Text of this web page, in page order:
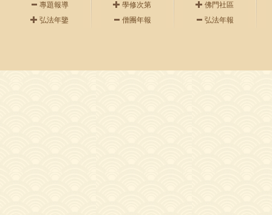
專題報導
弘法年鑒
學修次第
僧團年報
佛門社區
弘法年報